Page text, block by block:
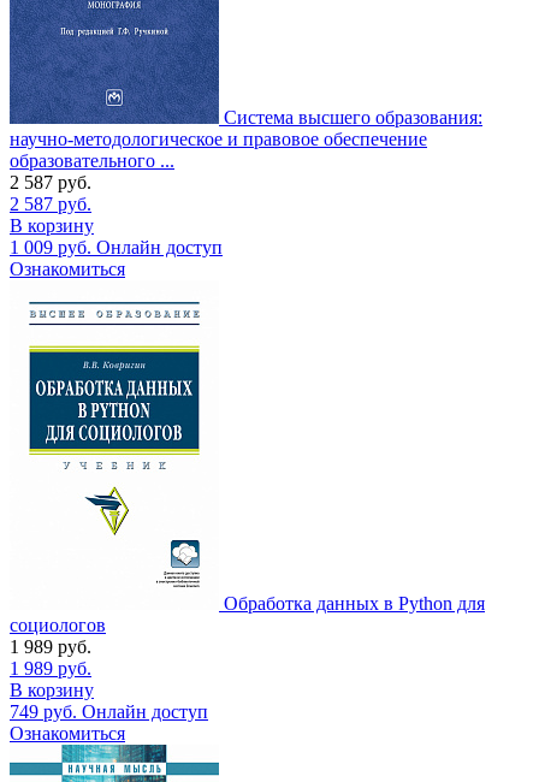
Система высшего образования:
научно-методологическое и правовое обеспечение
образовательного ...
2 587 руб.
2 587 руб.
В корзину
1 009 руб. Онлайн доступ
Ознакомиться
Обработка данных в Python для
социологов
1 989 руб.
1 989 руб.
В корзину
749 руб. Онлайн доступ
Ознакомиться